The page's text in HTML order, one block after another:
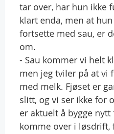
tar over, har hun ikke
klart enda, men at hun
fortsette med sau, er
om.
- Sau kommer vi helt
men jeg tviler på at vi
med melk. Fjøset er
slitt, og vi ser ikke for
er aktuelt å bygge nytt
komme over i løsdrift,